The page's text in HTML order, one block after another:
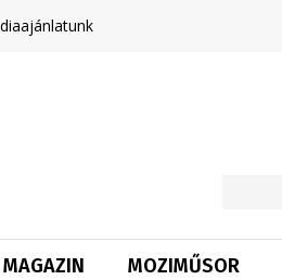
MAGAZIN MOZIMŰSOR